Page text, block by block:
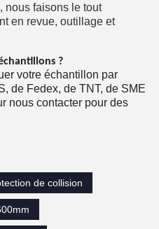
nous faisons le tout
en revue, outillage et
?
votre échantillon par
de Fedex, de TNT, de SME
nous contacter pour des
de collision